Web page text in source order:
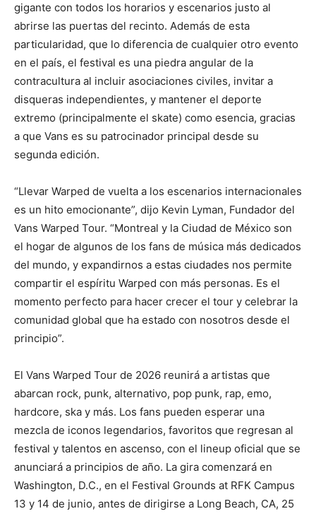
gigante con todos los horarios y escenarios justo al
abrirse las puertas del recinto. Además de esta
particularidad, que lo diferencia de cualquier otro evento
en el país, el festival es una piedra angular de la
contracultura al incluir asociaciones civiles, invitar a
disqueras independientes, y mantener el deporte
extremo (principalmente el skate) como esencia, gracias
a que Vans es su patrocinador principal desde su
segunda edición.
“Llevar Warped de vuelta a los escenarios internacionales
es un hito emocionante”, dijo Kevin Lyman, Fundador del
Vans Warped Tour. “Montreal y la Ciudad de México son
el hogar de algunos de los fans de música más dedicados
del mundo, y expandirnos a estas ciudades nos permite
compartir el espíritu Warped con más personas. Es el
momento perfecto para hacer crecer el tour y celebrar la
comunidad global que ha estado con nosotros desde el
principio”.
El Vans Warped Tour de 2026 reunirá a artistas que
abarcan rock, punk, alternativo, pop punk, rap, emo,
hardcore, ska y más. Los fans pueden esperar una
mezcla de iconos legendarios, favoritos que regresan al
festival y talentos en ascenso, con el lineup oficial que se
anunciará a principios de año. La gira comenzará en
Washington, D.C., en el Festival Grounds at RFK Campus
13 y 14 de junio, antes de dirigirse a Long Beach, CA, 25